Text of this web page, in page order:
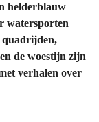
helderblauw
watersporten
quadrijden,
de woestijn zijn
verhalen over